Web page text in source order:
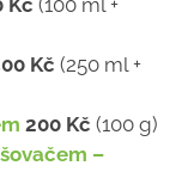
Kč (250 ml +
200 Kč (100 g)
–